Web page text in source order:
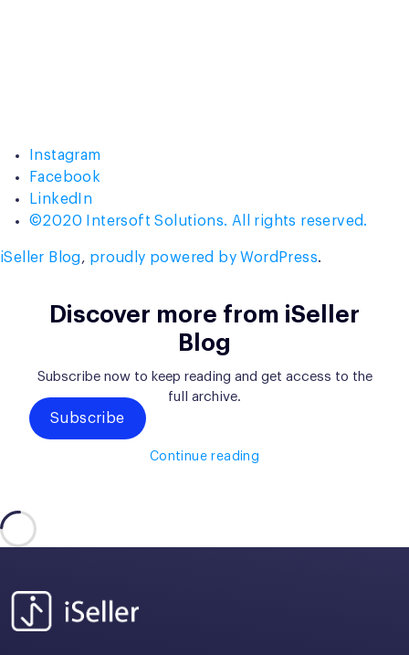
Instagram
Facebook
LinkedIn
©2020 Intersoft Solutions. All rights reserved.
iSeller Blog, proudly powered by WordPress.
Discover more from iSeller
Blog
Subscribe now to keep reading and get access to the
full archive.
Subscribe
Continue reading